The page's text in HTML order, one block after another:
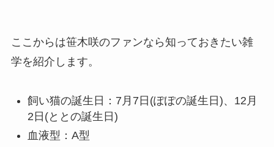
ここからは笹木咲のファンなら知っておきたい雑
学を紹介します。
飼い猫の誕生日：7月7日(ぽぽの誕生日)、12月
2日(ととの誕生日)
血液型：A型